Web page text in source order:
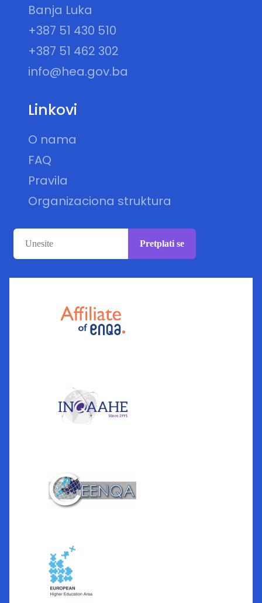
Banja Luka
+387 51 430 510
+387 51 462 302
info@hea.gov.ba
Linkovi
O nama
FAQ
Pravila
Organizaciona struktura
Pretplati se